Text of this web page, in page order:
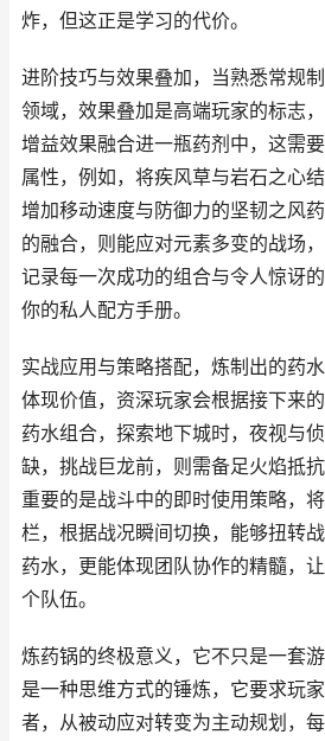
炸，但这正是学习的代价。
进阶技巧与效果叠加，当熟悉常规
领域，效果叠加是高端玩家的标志
增益效果融合进一瓶药剂中，这需
属性，例如，将疾风草与岩石之心
增加移动速度与防御力的坚韧之风
的融合，则能应对元素多变的战场
记录每一次成功的组合与令人惊讶
你的私人配方手册。
实战应用与策略搭配，炼制出的药
体现价值，资深玩家会根据接下来
药水组合，探索地下城时，夜视与
缺，挑战巨龙前，则需备足火焰抵
重要的是战斗中的即时使用策略，
栏，根据战况瞬间切换，能够扭转
药水，更能体现团队协作的精髓，
个队伍。
炼药锅的终极意义，它不只是一套
是一种思维方式的锤炼，它要求玩
者，从被动应对转变为主动规划，